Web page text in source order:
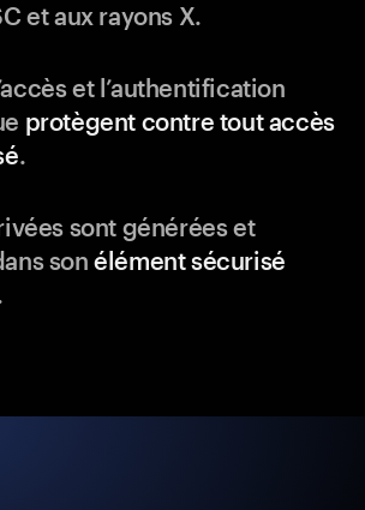
et aux rayons X.
et l’authentification
protègent contre tout accès
.
sont générées et
sonélément sécurisé